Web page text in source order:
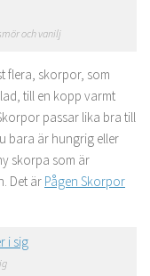
och vanilj
flera, skorpor, som
till en kopp varmt
passar lika bra till
bara är hungrig eller
skorpa som är
Det är Pågen Skorpor